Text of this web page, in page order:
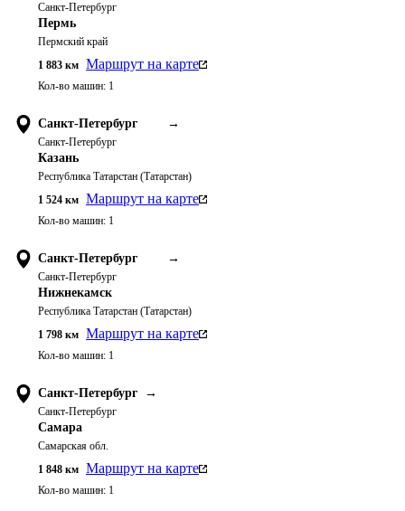
Санкт-Петербург
Пермь
Пермский край
1 883 км Маршрут на карте
Кол-во машин: 1
Санкт-Петербург →
Санкт-Петербург
Казань
Республика Татарстан (Татарстан)
1 524 км Маршрут на карте
Кол-во машин: 1
Санкт-Петербург →
Санкт-Петербург
Нижнекамск
Республика Татарстан (Татарстан)
1 798 км Маршрут на карте
Кол-во машин: 1
Санкт-Петербург →
Санкт-Петербург
Самара
Самарская обл.
1 848 км Маршрут на карте
Кол-во машин: 1